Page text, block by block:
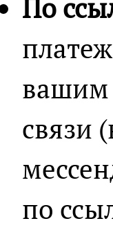
По
вашим
связи
по